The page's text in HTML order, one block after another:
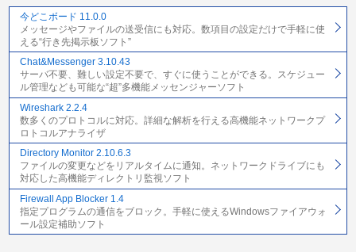
今どこボード 11.0.0
メッセージやファイルの送受信にも対応。数項目の設定だけで手軽に使
える“行き先掲示板ソフト”
Chat&Messenger 3.10.43
サーバ不要、難しい設定不要で、すぐに使うことができる。スケジュー
ル管理なども可能な“超”多機能メッセンジャーソフト
Wireshark 2.2.4
数多くのプロトコルに対応。詳細な解析を行える高機能ネットワークプ
ロトコルアナライザ
Directory Monitor 2.10.6.3
ファイルの変更などをリアルタイムに通知。ネットワークドライブにも
対応した高機能ディレクトリ監視ソフト
Firewall App Blocker 1.4
指定プログラムの通信をブロック。手軽に使えるWindowsファイアウォ
ール設定補助ソフト